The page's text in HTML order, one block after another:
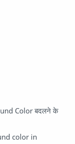
Color बदलने के
color in